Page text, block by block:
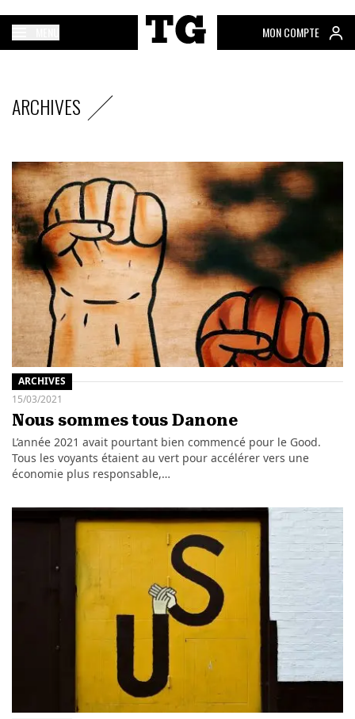
MON COMPTE
ARCHIVES
ARCHIVES
15/03/2021
Nous sommes tous Danone
L’année 2021 avait pourtant bien commencé pour le Good.
Tous les voyants étaient au vert pour accélérer vers une
économie plus responsable,…